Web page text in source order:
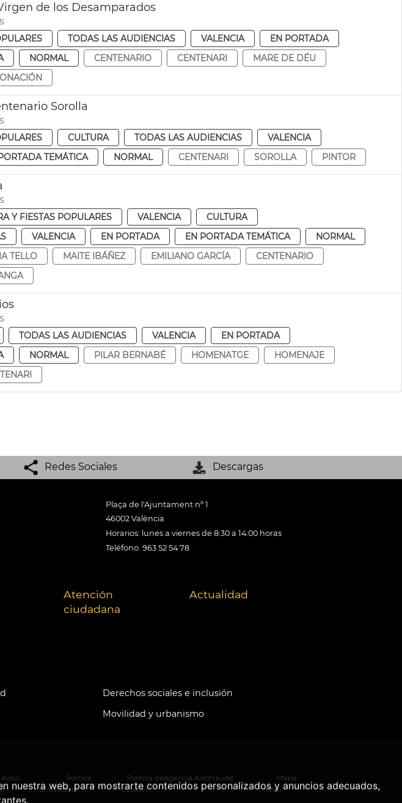
nuestra web, para mostrarte contenidos personalizados y anuncios adecuados,
de los Desamparados
TODAS LAS AUDIENCIAS VALENCIA
EN PORTADA
NORMAL CENTENARIO CENTENARI
MARE DE DÉU
Sorolla
CULTURA TODAS LAS AUDIENCIAS
VALENCIA
TEMÁTICA NORMAL CENTENARI SOROLLA PINTOR
Y FIESTAS POPULARES VALENCIA
CULTURA
VALENCIA EN PORTADA EN PORTADA TEMÁTICA
NORMAL
TELLO MAITE IBÁÑEZ EMILIANO GARCÍA
CENTENARIO
TODAS LAS AUDIENCIAS VALENCIA
EN PORTADA
NORMAL PILAR BERNABÉ HOMENATGE
HOMENAJE
Redes Sociales Descargas
Plaça de l'Ajuntament nº 1
46002 València
Horarios: lunes a viernes de 8:30 a 14:00 horas
Teléfono: 963 52 54 78
Atención
ciudadana
Actualidad
Derechos sociales e inclusión
Movilidad y urbanismo
Aviso
Política
privacidad
Política de
cookies
Agencia Antifraude
Mapa
Web